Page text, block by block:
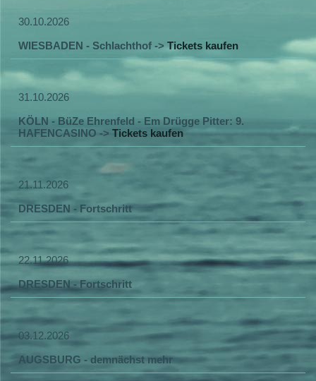
30.10.2026
WIESBADEN - Schlachthof -> Tickets kaufen
31.10.2026
KÖLN - BüZe Ehrenfeld - Em Drügge Pitter: 9.
HAFENCASINO -> Tickets kaufen
21.11.2026
DRESDEN - Fortschritt
22.11.2026
DRESDEN - Fortschritt
03.12.2026
AUGSBURG - demnächst mehr